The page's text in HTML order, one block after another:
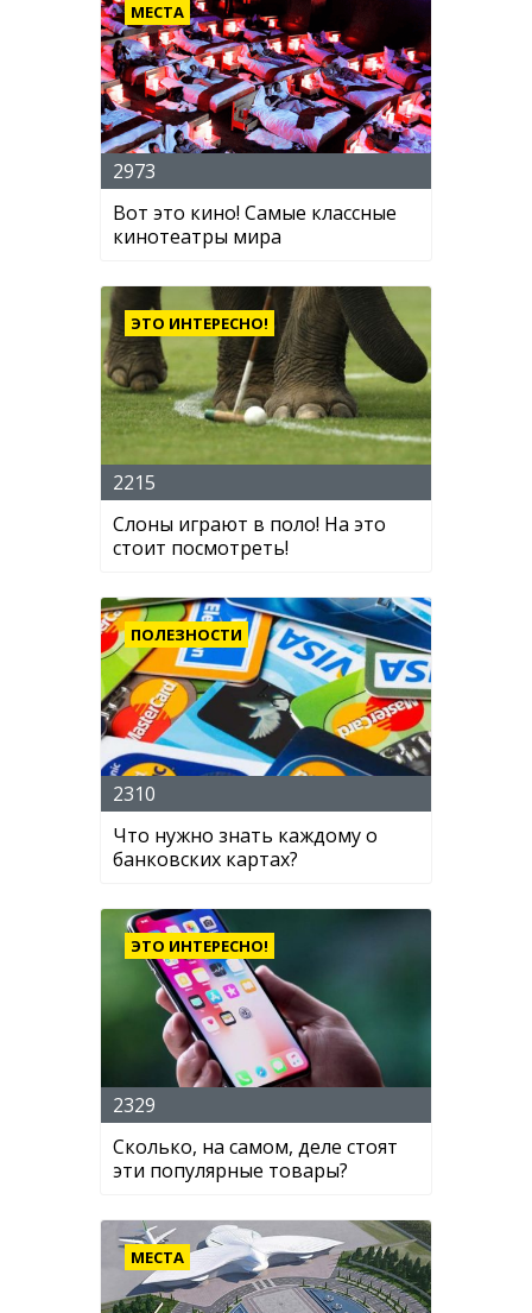
МЕСТА
2973
Вот это кино! Самые классные
кинотеатры мира
ЭТО ИНТЕРЕСНО!
2215
Слоны играют в поло! На это
стоит посмотреть!
ПОЛЕЗНОСТИ
2310
Что нужно знать каждому о
банковских картах?
ЭТО ИНТЕРЕСНО!
2329
Сколько, на самом, деле стоят
эти популярные товары?
МЕСТА